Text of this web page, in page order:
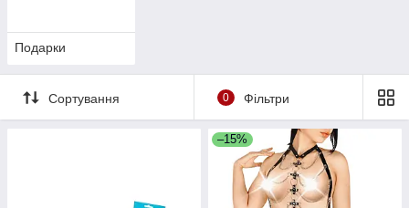
Подарки
Сортування 0 Фільтри
–15%